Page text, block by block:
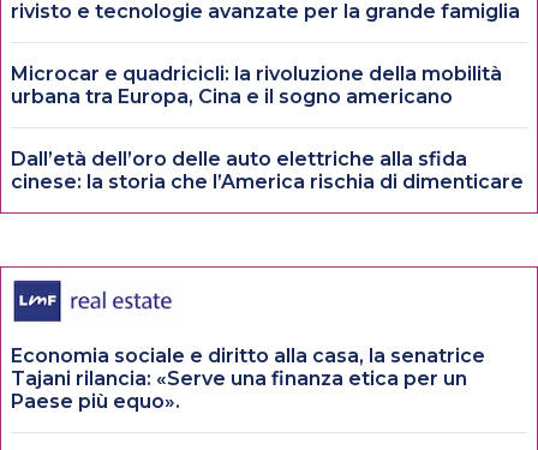
rivisto e tecnologie avanzate per la grande famiglia
Microcar e quadricicli: la rivoluzione della mobilità
urbana tra Europa, Cina e il sogno americano
Dall’età dell’oro delle auto elettriche alla sfida
cinese: la storia che l’America rischia di dimenticare
Economia sociale e diritto alla casa, la senatrice
Tajani rilancia: «Serve una finanza etica per un
Paese più equo».